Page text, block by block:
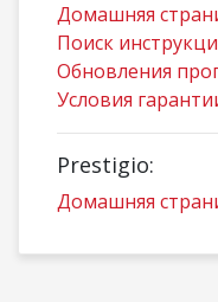
Домашняя
Поиск
Обновления
Условия
Prestigio:
Домашняя